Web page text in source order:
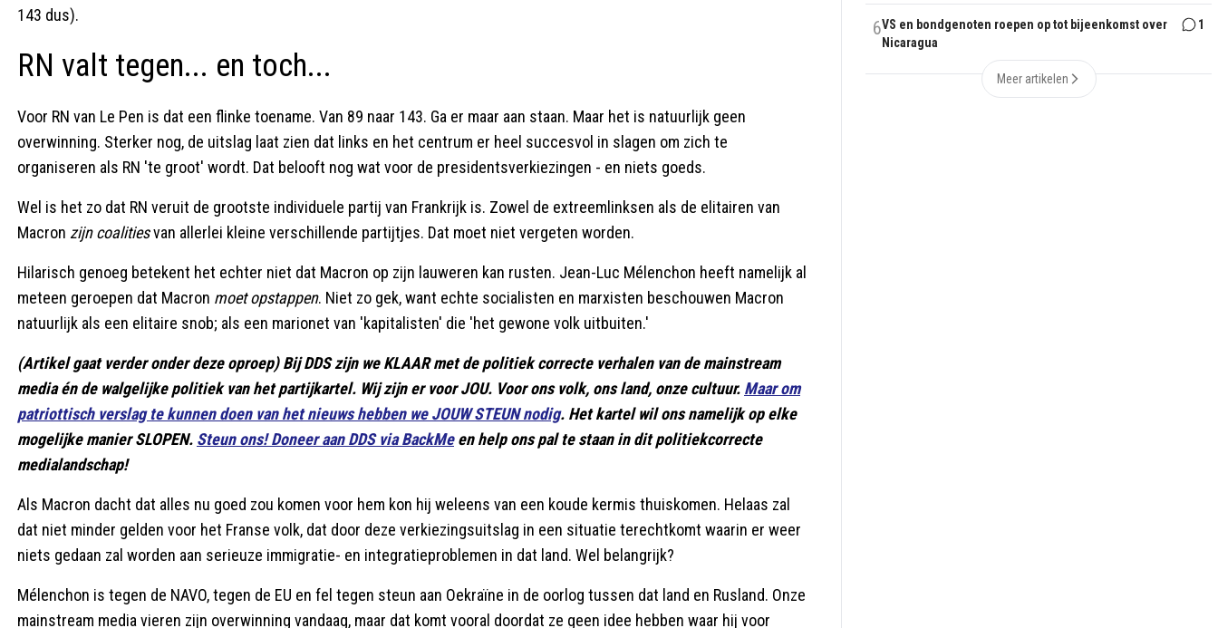
143 dus).
RN valt tegen... en toch...
Voor RN van Le Pen is dat een flinke toename. Van 89 naar 143. Ga er maar aan staan. Maar het is natuurlijk geen
overwinning. Sterker nog, de uitslag laat zien dat links en het centrum er heel succesvol in slagen om zich te
organiseren als RN 'te groot' wordt. Dat belooft nog wat voor de presidentsverkiezingen - en niets goeds.
Wel is het zo dat RN veruit de grootste individuele partij van Frankrijk is. Zowel de extreemlinksen als de elitairen van
Macron zijn coalitiesvan allerlei kleine verschillende partijtjes. Dat moet niet vergeten worden.
Hilarisch genoeg betekent het echter niet dat Macron op zijn lauweren kan rusten. Jean-Luc Mélenchon heeft namelijk al
meteen geroepen dat Macron moet opstappen. Niet zo gek, want echte socialisten en marxisten beschouwen Macron
natuurlijk als een elitaire snob; als een marionet van 'kapitalisten' die 'het gewone volk uitbuiten.'
(Artikel gaat verder onder deze oproep) Bij DDS zijn we KLAAR met de politiek correcte verhalen van de mainstream
media én de walgelijke politiek van het partijkartel. Wij zijn er voor JOU. Voor ons volk, ons land, onze cultuur. Maar om
patriottisch verslag te kunnen doen van het nieuws hebben we JOUW STEUN nodig. Het kartel wil ons namelijk op elke
mogelijke manier SLOPEN. Steun ons! Doneer aan DDS via BackMeen help ons pal te staan in dit politiekcorrecte
medialandschap!
Als Macron dacht dat alles nu goed zou komen voor hem kon hij weleens van een koude kermis thuiskomen. Helaas zal
dat niet minder gelden voor het Franse volk, dat door deze verkiezingsuitslag in een situatie terechtkomt waarin er weer
niets gedaan zal worden aan serieuze immigratie- en integratieproblemen in dat land. Wel belangrijk?
Mélenchon is tegen de NAVO, tegen de EU en fel tegen steun aan Oekraïne in de oorlog tussen dat land en Rusland. Onze
mainstream media vieren zijn overwinning vandaag, maar dat komt vooral doordat ze geen idee hebben waar hij voor
6VS en bondgenoten roepen op tot bijeenkomst over
Nicaragua
1
Meer artikelen